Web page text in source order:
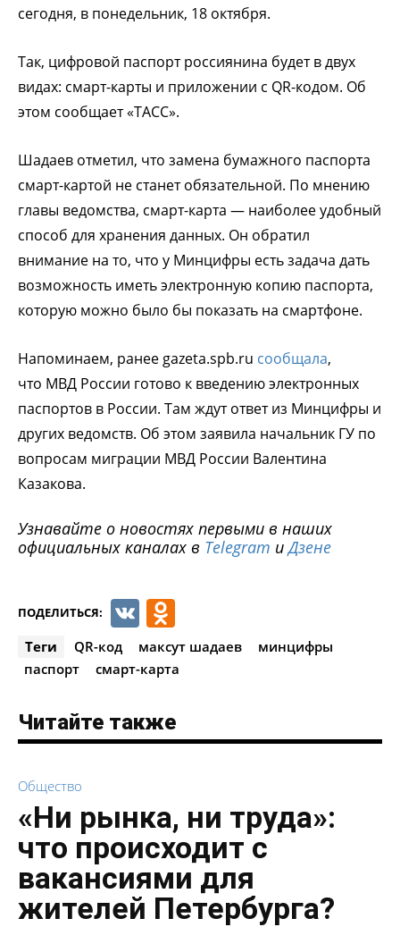
сегодня, в понедельник, 18 октября.
Так, цифровой паспорт россиянина будет в двух
видах: смарт-карты и приложении с QR-кодом. Об
этом сообщает «ТАСС».
Шадаев отметил, что замена бумажного паспорта
смарт-картой не станет обязательной. По мнению
главы ведомства, смарт-карта — наиболее удобный
способ для хранения данных. Он обратил
внимание на то, что у Минцифры есть задача дать
возможность иметь электронную копию паспорта,
которую можно было бы показать на смартфоне.
Напоминаем, ранее gazeta.spb.ru сообщала,
что МВД России готово к введению электронных
паспортов в России. Там ждут ответ из Минцифры и
других ведомств. Об этом заявила начальник ГУ по
вопросам миграции МВД России Валентина
Казакова.
Узнавайте о новостях первыми в наших
официальных каналах в Telegram иДзене
ПОДЕЛИТЬСЯ: VK
Теги QR-код максут шадаев
минцифры
паспорт
смарт-карта
Читайте также
Общество
«Ни рынка, ни труда»:
что происходит с
вакансиями для
жителей Петербурга?